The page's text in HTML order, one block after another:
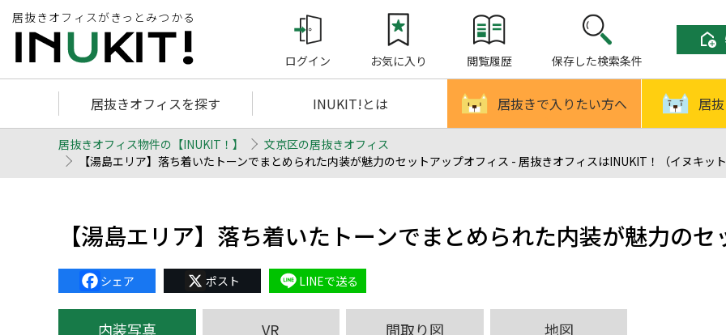
居抜きオフィスがきっとみつかる
ログイン お気に入り 閲覧履歴 保存した検索条件
居抜きオフィスを探す INUKIT!とは 居抜きで入りたい方へ 居
居抜きオフィス物件の【INUKIT！】
文京区の居抜きオフィス
【湯島エリア】落ち着いたトーンでまとめられた内装が魅力のセットアップオフィス - 居抜きオフィスはINUKIT！（イヌキッ
【湯島エリア】落ち着いたトーンでまとめられた内装が魅力の
Facebook
X Line
内装写真 VR 間取り図 地図